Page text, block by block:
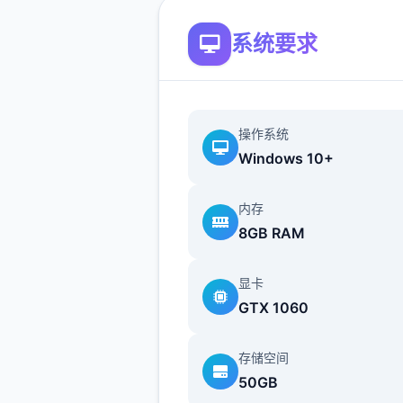
的glitch。
(4)修復鼠标操控人物移动部分
(5)调整UI，点击商店视窗部部
退出商店。
触出的glitch。
的法支配订的glitch。
系统要求
操作系统
Windows 10+
内存
8GB RAM
显卡
GTX 1060
存储空间
50GB